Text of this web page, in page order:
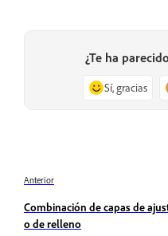
¿Te ha
Sí, gracias
Anterior
Combinación de capas de
o de relleno